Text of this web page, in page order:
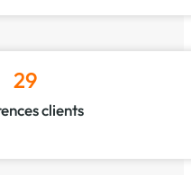
29
clients